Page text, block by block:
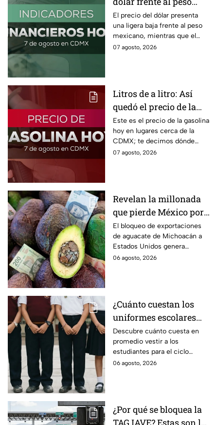
hoy! Así quedó este
viernes 7 de agosto
2026
El precio del dólar presenta
una ligera baja frente al peso
mexicano, mientras que el
petróleo también presenta una
07 agosto, 2026
Litros de a litro: Así
quedó el precio de la
gasolina HOY
Este es el precio de la gasolina
hoy en lugares cerca de la
CDMX; te decimos dónde
encontrarla más barata este
07 agosto, 2026
Revelan la millonada
que pierde México por
el bloqueo de Estados
Unidos al aguate de
Michoacán
El bloqueo de exportaciones
de aguacate de Michoacán a
Estados Unidos genera
pérdidas millonarias.
06 agosto, 2026
¿Cuánto cuestan los
uniformes escolares
para el regreso a clases
2026, según su grado?
Descubre cuánto cuesta en
promedio vestir a los
estudiantes para el ciclo
escolar 2026-2027 y consejos
06 agosto, 2026
¿Por qué se bloquea la
TAG IAVE? Estas son las